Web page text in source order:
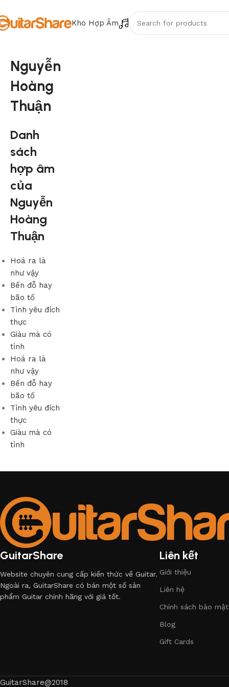
Kho Hợp Âm
Nguyễn
Hoàng
Thuận
Danh
sách
hợp âm
của
Nguyễn
Hoàng
Thuận
Hoá ra là
như vậy
Bến đỗ hay
bão tố
Tình yêu đích
thực
Giàu mà có
tình
Hoá ra là
như vậy
Bến đỗ hay
bão tố
Tình yêu đích
thực
Giàu mà có
tình
GuitarShare
Website chuyên cung cấp kiến thức về Guitar.
Ngoài ra, GuitarShare có bán một số sản
phẩm Guitar chính hãng với giá tốt.
Liên kết
Giới thiệu
Liên hệ
Chính sách bảo mật
Blog
Gift Cards
GuitarShare@2018